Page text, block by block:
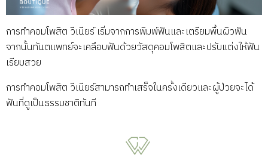
การทำคอมโพสิต วีเนียร์ เริ่มจากการพิมพ์ฟันและเตรียมพื้นผิวฟัน
จากนั้นทันตแพทย์จะเคลือบฟันด้วยวัสดุคอมโพสิตและปรับแต่งให้ฟัน
เรียบสวย
การทำคอมโพสิต วีเนียร์สามารถทำเสร็จในครั้งเดียวและผู้ป่วยจะได้
ฟันที่ดูเป็นธรรมชาติทันที